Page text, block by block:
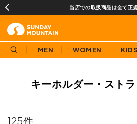
当店での取扱商品は全て正
MEN WOMEN KIDS
キーホルダー・スト
125